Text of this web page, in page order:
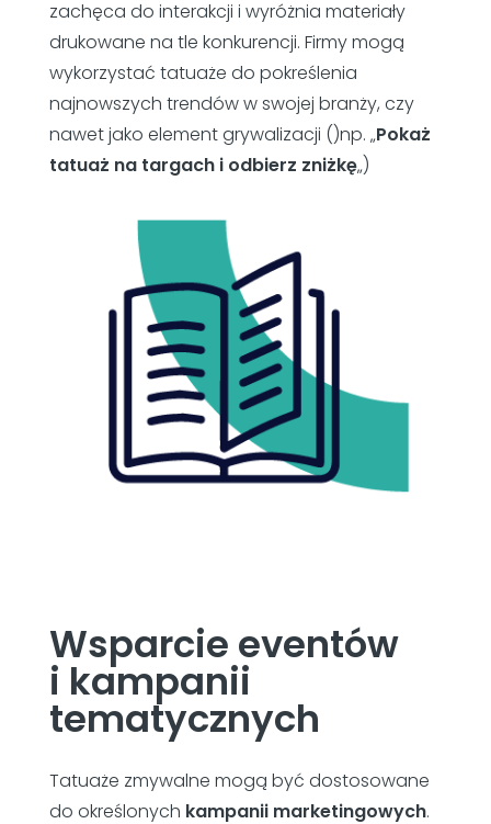
zachęca do interakcji i wyróżnia materiały
drukowane na tle konkurencji. Firmy mogą
wykorzystać tatuaże do pokreślenia
najnowszych trendów w swojej branży, czy
nawet jako element grywalizacji ()np. „Pokaż
tatuaż na targach i odbierz zniżkę„)
Wsparcie eventów
i kampanii
tematycznych
Tatuaże zmywalne mogą być dostosowane
do określonych kampanii marketingowych.